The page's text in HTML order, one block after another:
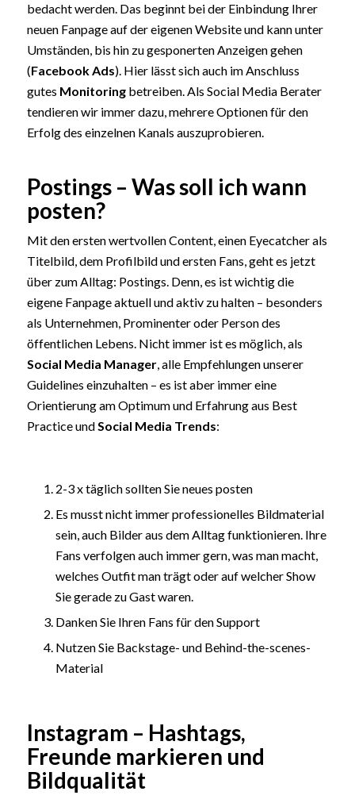
bedacht werden. Das beginnt bei der Einbindung Ihrer
neuen Fanpage auf der eigenen Website und kann unter
Umständen, bis hin zu gesponerten Anzeigen gehen
(Facebook Ads). Hier lässt sich auch im Anschluss
gutes Monitoringbetreiben. Als Social Media Berater
tendieren wir immer dazu, mehrere Optionen für den
Erfolg des einzelnen Kanals auszuprobieren.
Postings – Was soll ich wann
posten?
Mit den ersten wertvollen Content, einen Eyecatcher als
Titelbild, dem Profilbild und ersten Fans, geht es jetzt
über zum Alltag: Postings. Denn, es ist wichtig die
eigene Fanpage aktuell und aktiv zu halten – besonders
als Unternehmen, Prominenter oder Person des
öffentlichen Lebens. Nicht immer ist es möglich, als
Social Media Manager, alle Empfehlungen unserer
Guidelines einzuhalten – es ist aber immer eine
Orientierung am Optimum und Erfahrung aus Best
Practice undSocial Media Trends:
2-3 x täglich sollten Sie neues posten
Es musst nicht immer professionelles Bildmaterial
sein, auch Bilder aus dem Alltag funktionieren. Ihre
Fans verfolgen auch immer gern, was man macht,
welches Outfit man trägt oder auf welcher Show
Sie gerade zu Gast waren.
Danken Sie Ihren Fans für den Support
Nutzen Sie Backstage- und Behind-the-scenes-
Material
Instagram – Hashtags,
Freunde markieren und
Bildqualität